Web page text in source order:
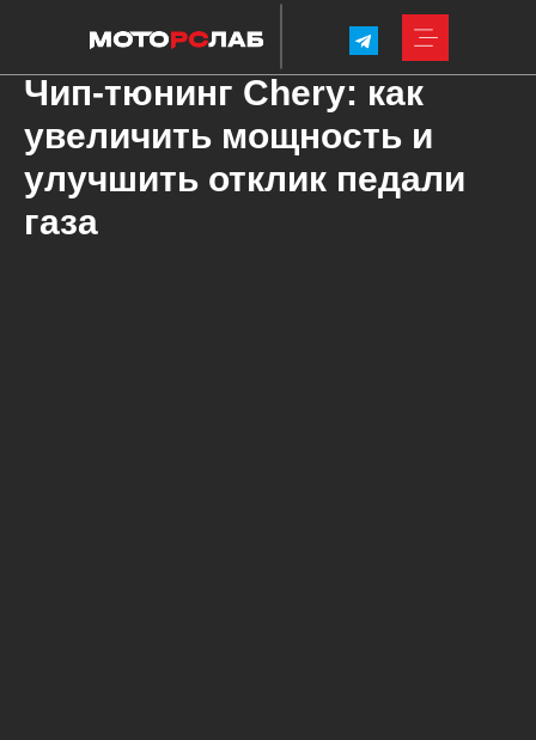
Чип-тюнинг Chery: как
увеличить мощность и
улучшить отклик педали
газа